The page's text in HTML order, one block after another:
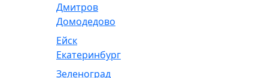
Дмитров
Домодедово
Ейск
Екатеринбург
Зеленоград